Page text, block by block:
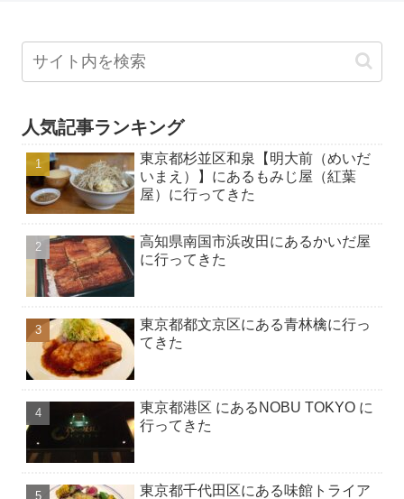
人気記事ランキング
東京都杉並区和泉【明大前（めいだ
いまえ）】にあるもみじ屋（紅葉
屋）に行ってきた
高知県南国市浜改田にあるかいだ屋
に行ってきた
東京都都文京区にある青林檎に行っ
てきた
東京都港区 にあるNOBU TOKYO に
行ってきた
東京都千代田区にある味館トライア